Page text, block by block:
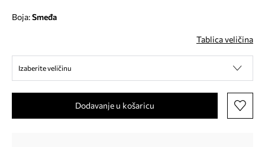
Boja: smeđa
Tablica veličina
Izaberite veličinu
Dodavanje u košaricu